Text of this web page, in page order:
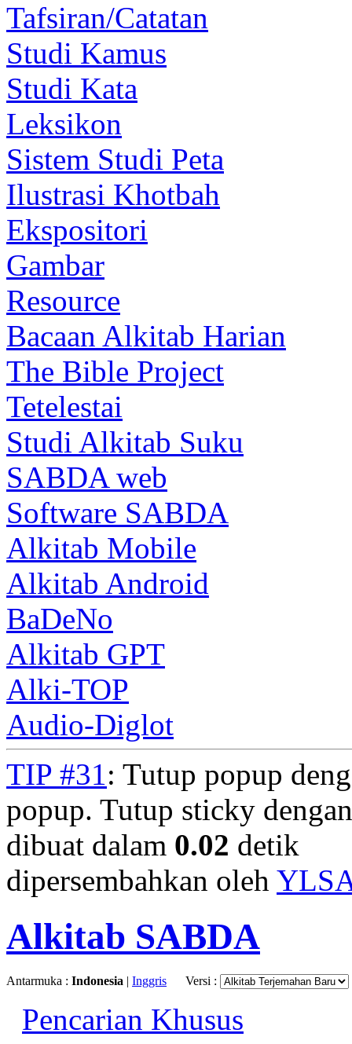
Tafsiran/Catatan
Studi Kamus
Studi Kata
Leksikon
Sistem Studi Peta
Ilustrasi Khotbah
Ekspositori
Gambar
Resource
Bacaan Alkitab Harian
The Bible Project
Tetelestai
Studi Alkitab Suku
SABDA web
Software SABDA
Alkitab Mobile
Alkitab Android
BaDeNo
Alkitab GPT
Alki-TOP
Audio-Diglot
TIP #31: Tutup popup
popup. Tutup sticky
dibuat dalam 0.02 detik
dipersembahkan oleh
Alkitab SABDA
Antarmuka : Indonesia | Inggris Versi :
Pencarian Khusus